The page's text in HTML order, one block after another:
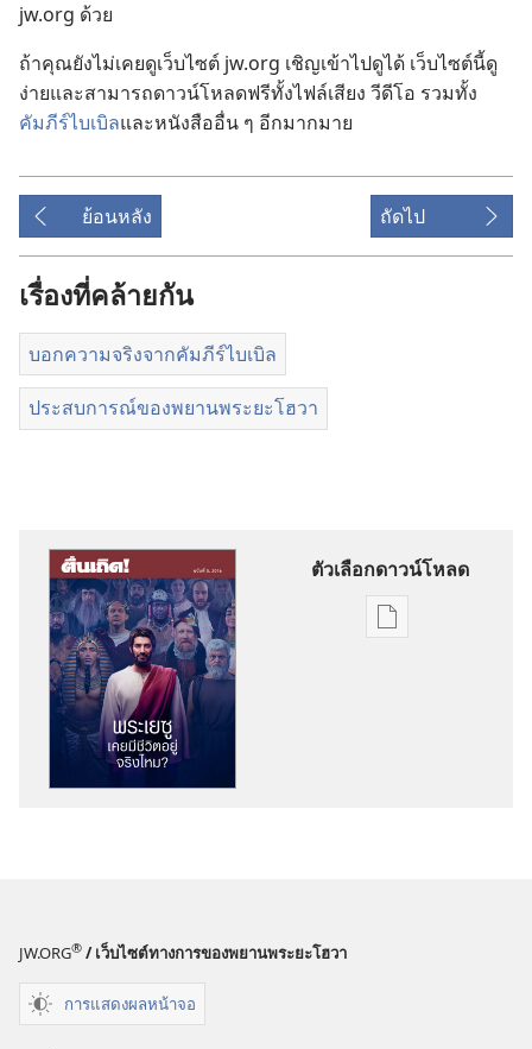
jw.org ด้วย
ถ้า​คุณ​ยัง​ไม่​เคย​ดู​เว็บไซต์ jw.org เชิญ​เข้า​ไป​ดู​ได้ เว็บไซต์​นี้​ดู​
ง่าย​และ​สามารถ​ดาวน์​โหลด​ฟรี​ทั้ง​ไฟล์​เสียง วีดีโอ รวม​ทั้ง​
คัมภีร์​ไบเบิล​และ​หนังสือ​อื่น ๆ อีก​มาก​มาย
ย้อนหลัง ถัดไป
เรื่องที่คล้ายกัน
บอกความจริงจากคัมภีร์ไบเบิล
ประสบการณ์ของพยานพระยะโฮวา
ตัวเลือกดาวน์โหลด
ตัว
JW.ORG® / เว็บไซต์ทางการของพยานพระยะโฮวา
การแสดงผลหน้าจอ